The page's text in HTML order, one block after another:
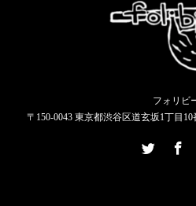
フォリビ
〒150-0043 東京都渋谷区道玄坂1丁目